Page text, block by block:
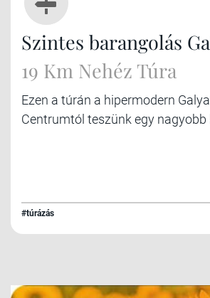
Szintes barangolás
19 Km Nehéz Túra
Ezen a túrán a hipermodern
Centrumtól teszünk egy nagyobb
#túrázás